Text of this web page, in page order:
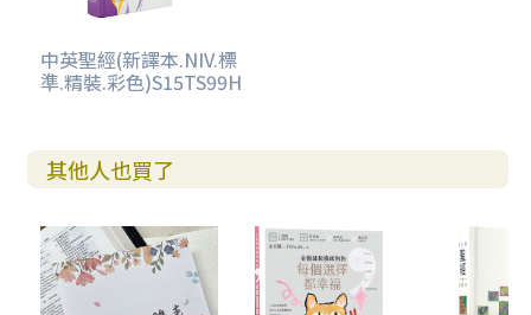
中英聖經(新譯本.NIV.標
準.精裝.彩色)S15TS99H
其他人也買了